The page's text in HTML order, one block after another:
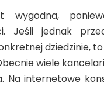
wygodna,
Jeśli jednak
dziedzinie,
wiele
Na internetowe